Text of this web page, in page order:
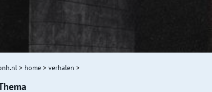
> home > verhalen >